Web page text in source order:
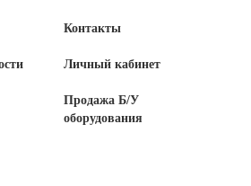
Контакты
Личный кабинет
Продажа Б/У
оборудования